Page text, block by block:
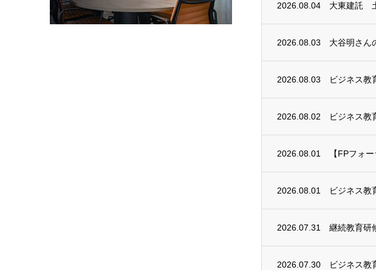
2026.08.04 大東建託
2026.08.03 大谷明さん
2026.08.03 ビジネス教
2026.08.02 ビジネス教
2026.08.01 【FPフォ
2026.08.01 ビジネス教
2026.07.31 継続教育研
2026.07.30 ビジネス教